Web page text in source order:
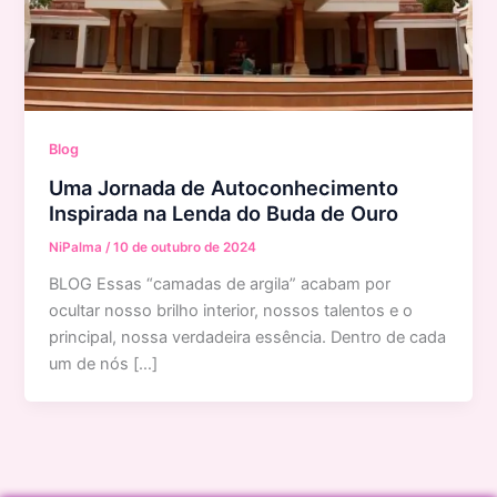
Blog
Uma Jornada de Autoconhecimento
Inspirada na Lenda do Buda de Ouro
NiPalma/10 de outubro de 2024
BLOG Essas “camadas de argila” acabam por
ocultar nosso brilho interior, nossos talentos e o
principal, nossa verdadeira essência. Dentro de cada
um de nós […]